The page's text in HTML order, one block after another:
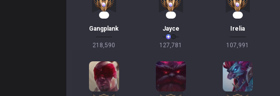
18
Gangplank
218,590
11
Jayce
127,781
10
Irelia
107,991